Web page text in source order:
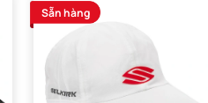
Sẵn hàng